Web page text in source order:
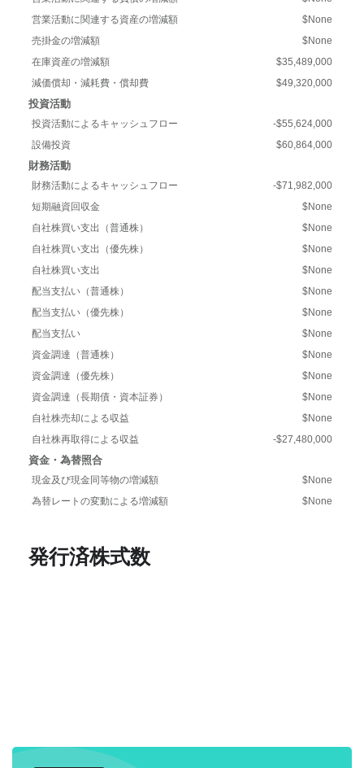
営業活動に関連する資産の増減額
$None
売掛金の増減額
$None
在庫資産の増減額
$35,489,000
減価償却・減耗費・償却費
$49,320,000
投資活動
投資活動によるキャッシュフロー
-$55,624,000
設備投資
$60,864,000
財務活動
財務活動によるキャッシュフロー
-$71,982,000
短期融資回収金
$None
自社株買い支出（普通株）
$None
自社株買い支出（優先株）
$None
自社株買い支出
$None
配当支払い（普通株）
$None
配当支払い（優先株）
$None
配当支払い
$None
資金調達（普通株）
$None
資金調達（優先株）
$None
資金調達（長期債・資本証券）
$None
自社株売却による収益
$None
自社株再取得による収益
-$27,480,000
資金・為替照合
現金及び現金同等物の増減額
$None
為替レートの変動による増減額
$None
発行済株式数